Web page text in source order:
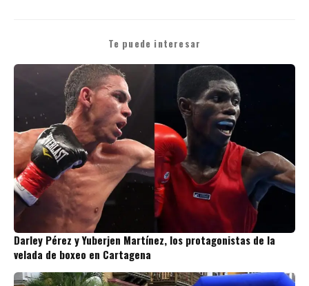
Te puede interesar
Darley Pérez y Yuberjen Martínez, los protagonistas de la
velada de boxeo en Cartagena